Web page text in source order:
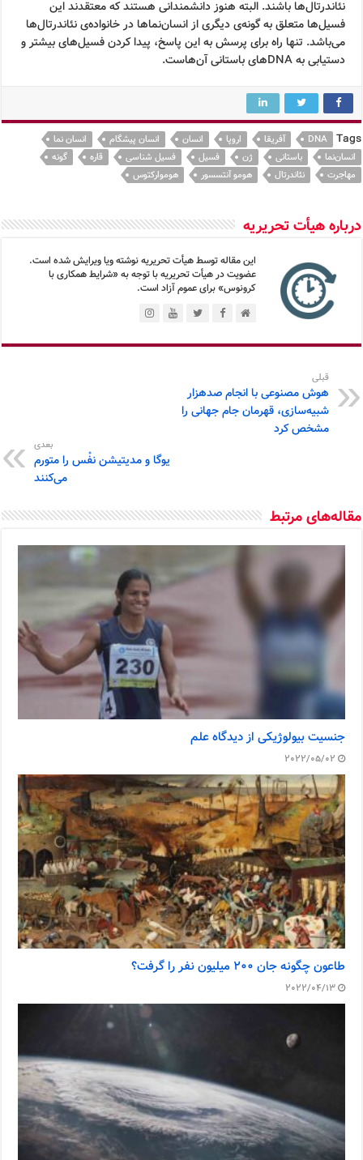
نئاندرتال‌ها باشند. البته هنوز دانشمندانی هستند که معتقدند این
فسیل‌ها متعلق به گونه‌ی دیگری از انسان‌نماها در خانواده‌ی نئاندرتال‌ها
می‌باشد. تنها راه برای پرسش به این پاسخ، پیدا کردن فسیل‌های بیشتر و
دستیابی به DNAهای باستانی آن‌هاست.
Tags
DNA آفریقا اروپا انسان انسان پیشگام
انسان نما
انسان‌نما
باستانی ژن فسیل فسیل شناسی قاره
گونه
مهاجرت
نئاندرتال هومو آنتسسور هوموارکتوس
درباره هیأت تحریریه
این مقاله توسط هیأت تحریریه نوشته ویا ویرایش شده است.
عضویت در هیأت تحریریه با توجه به «شرایط همکاری با
کرونوس» برای عموم آزاد است.
قبلی
هوش مصنوعی با انجام صدهزار
شبیه‌سازی، قهرمان جام جهانی را
مشخص کرد
بعدی
یوگا و مدیتیشن نفْس را متورم
می‌کنند
مقاله‌های مرتبط
جنسیت بیولوژیکی از دیدگاه علم
2022/05/02
طاعون چگونه جان ۲۰۰ میلیون نفر را گرفت؟
2022/04/13